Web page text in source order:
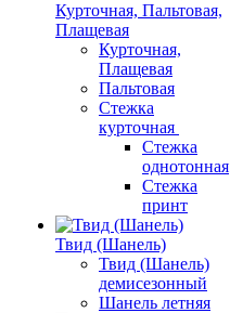
Курточная, Пальтовая,
Плащевая
Курточная,
Плащевая
Пальтовая
Стежка
курточная
Стежка
однотонная
Стежка
принт
Твид (Шанель)
Твид (Шанель)
демисезонный
Шанель летняя